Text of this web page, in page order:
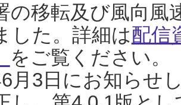
の移転及び風向風
した。詳細は配信
をご覧ください。
月3日にお知らせ